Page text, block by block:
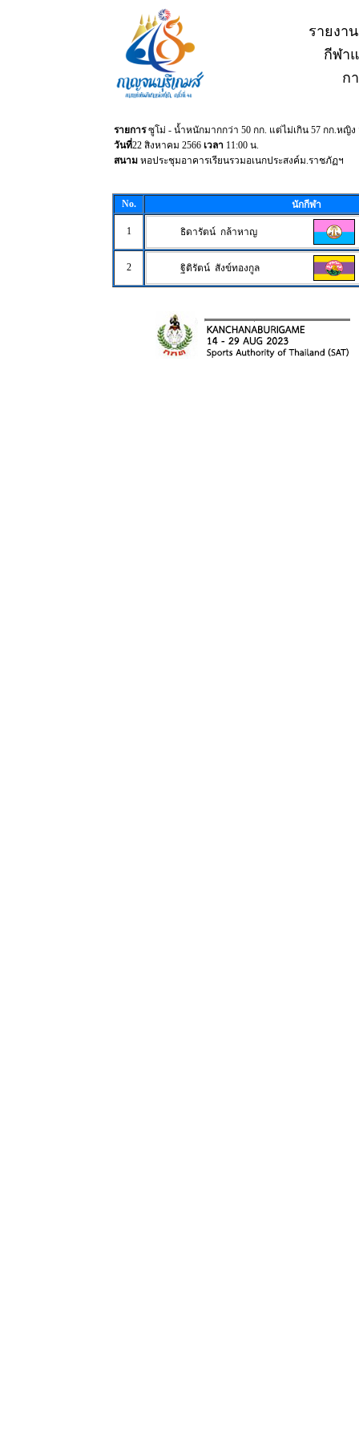
รายงา
กีฬา
ก
รายการซูโม่ - น้ำหนักมากกว่า 50 กก. แต่ไม่เกิน 57 กก.หญิง
วันที่22 สิงหาคม 2566 เวลา 11:00 น.
สนาม หอประชุมอาคารเรียนรวมอเนกประสงค์ม.ราชภัฏฯ
No. นักกีฬา
1 ธิดารัตน์ กล้าหาญ
2 ฐิติรัตน์ สังข์ทองกูล